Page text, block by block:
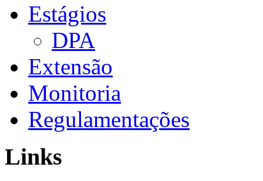
Estágios
DPA
Extensão
Monitoria
Regulamentações
Links